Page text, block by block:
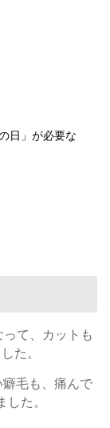
日」が必要な
て、カットも
た。
毛も、痛んで
た。